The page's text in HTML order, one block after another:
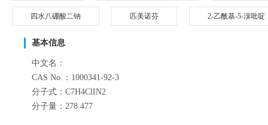
四水八硼酸二钠 匹美诺芬 2-乙酰基-5-溴吡啶
基本信息
中文名：
CAS No.：1000341-92-3
分子式：C7H4ClIN2
分子量：278.477